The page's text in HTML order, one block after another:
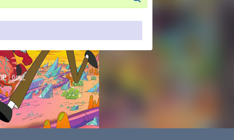
|блог